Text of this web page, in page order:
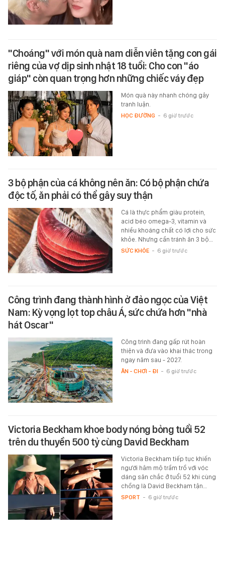
"Choáng" với món quà nam diễn viên tặng con gái
riêng của vợ dịp sinh nhật 18 tuổi: Cho con "áo
giáp" còn quan trọng hơn những chiếc váy đẹp
Món quà này nhanh chóng gây
tranh luận.
HỌC ĐƯỜNG - 6 giờ trước
3 bộ phận của cá không nên ăn: Có bộ phận chứa
độc tố, ăn phải có thể gây suy thận
Cá là thực phẩm giàu protein,
acid béo omega-3, vitamin và
nhiều khoáng chất có lợi cho sức
khỏe. Nhưng cần tránh ăn 3 bộ…
SỨC KHỎE - 6 giờ trước
Công trình đang thành hình ở đảo ngọc của Việt
Nam: Kỳ vọng lọt top châu Á, sức chứa hơn "nhà
hát Oscar"
Công trình đang gấp rút hoàn
thiện và đưa vào khai thác trong
ngay năm sau - 2027.
ĂN - CHƠI - ĐI - 6 giờ trước
Victoria Beckham khoe body nóng bỏng tuổi 52
trên du thuyền 500 tỷ cùng David Beckham
Victoria Beckham tiếp tục khiến
người hâm mộ trầm trồ với vóc
dáng săn chắc ở tuổi 52 khi cùng
chồng là David Beckham tận…
SPORT - 6 giờ trước